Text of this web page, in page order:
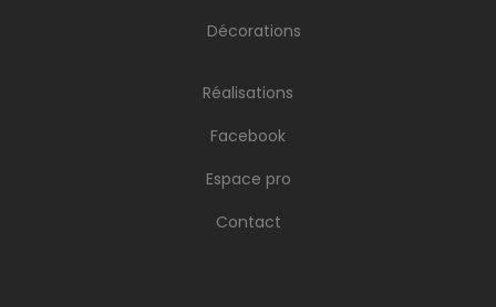
Décorations
Réalisations
Facebook
Espace pro
Contact